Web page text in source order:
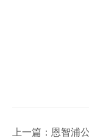
上一篇： 恩智浦